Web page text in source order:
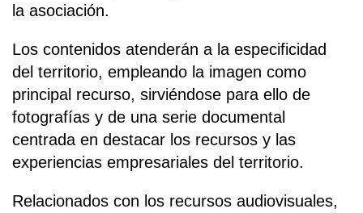
la asociación.
Los contenidos atenderán a la especificidad
del territorio, empleando la imagen como
principal recurso, sirviéndose para ello de
fotografías y de una serie documental
centrada en destacar los recursos y las
experiencias empresariales del territorio.
Relacionados con los recursos audiovisuales,